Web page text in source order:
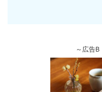
～広告B